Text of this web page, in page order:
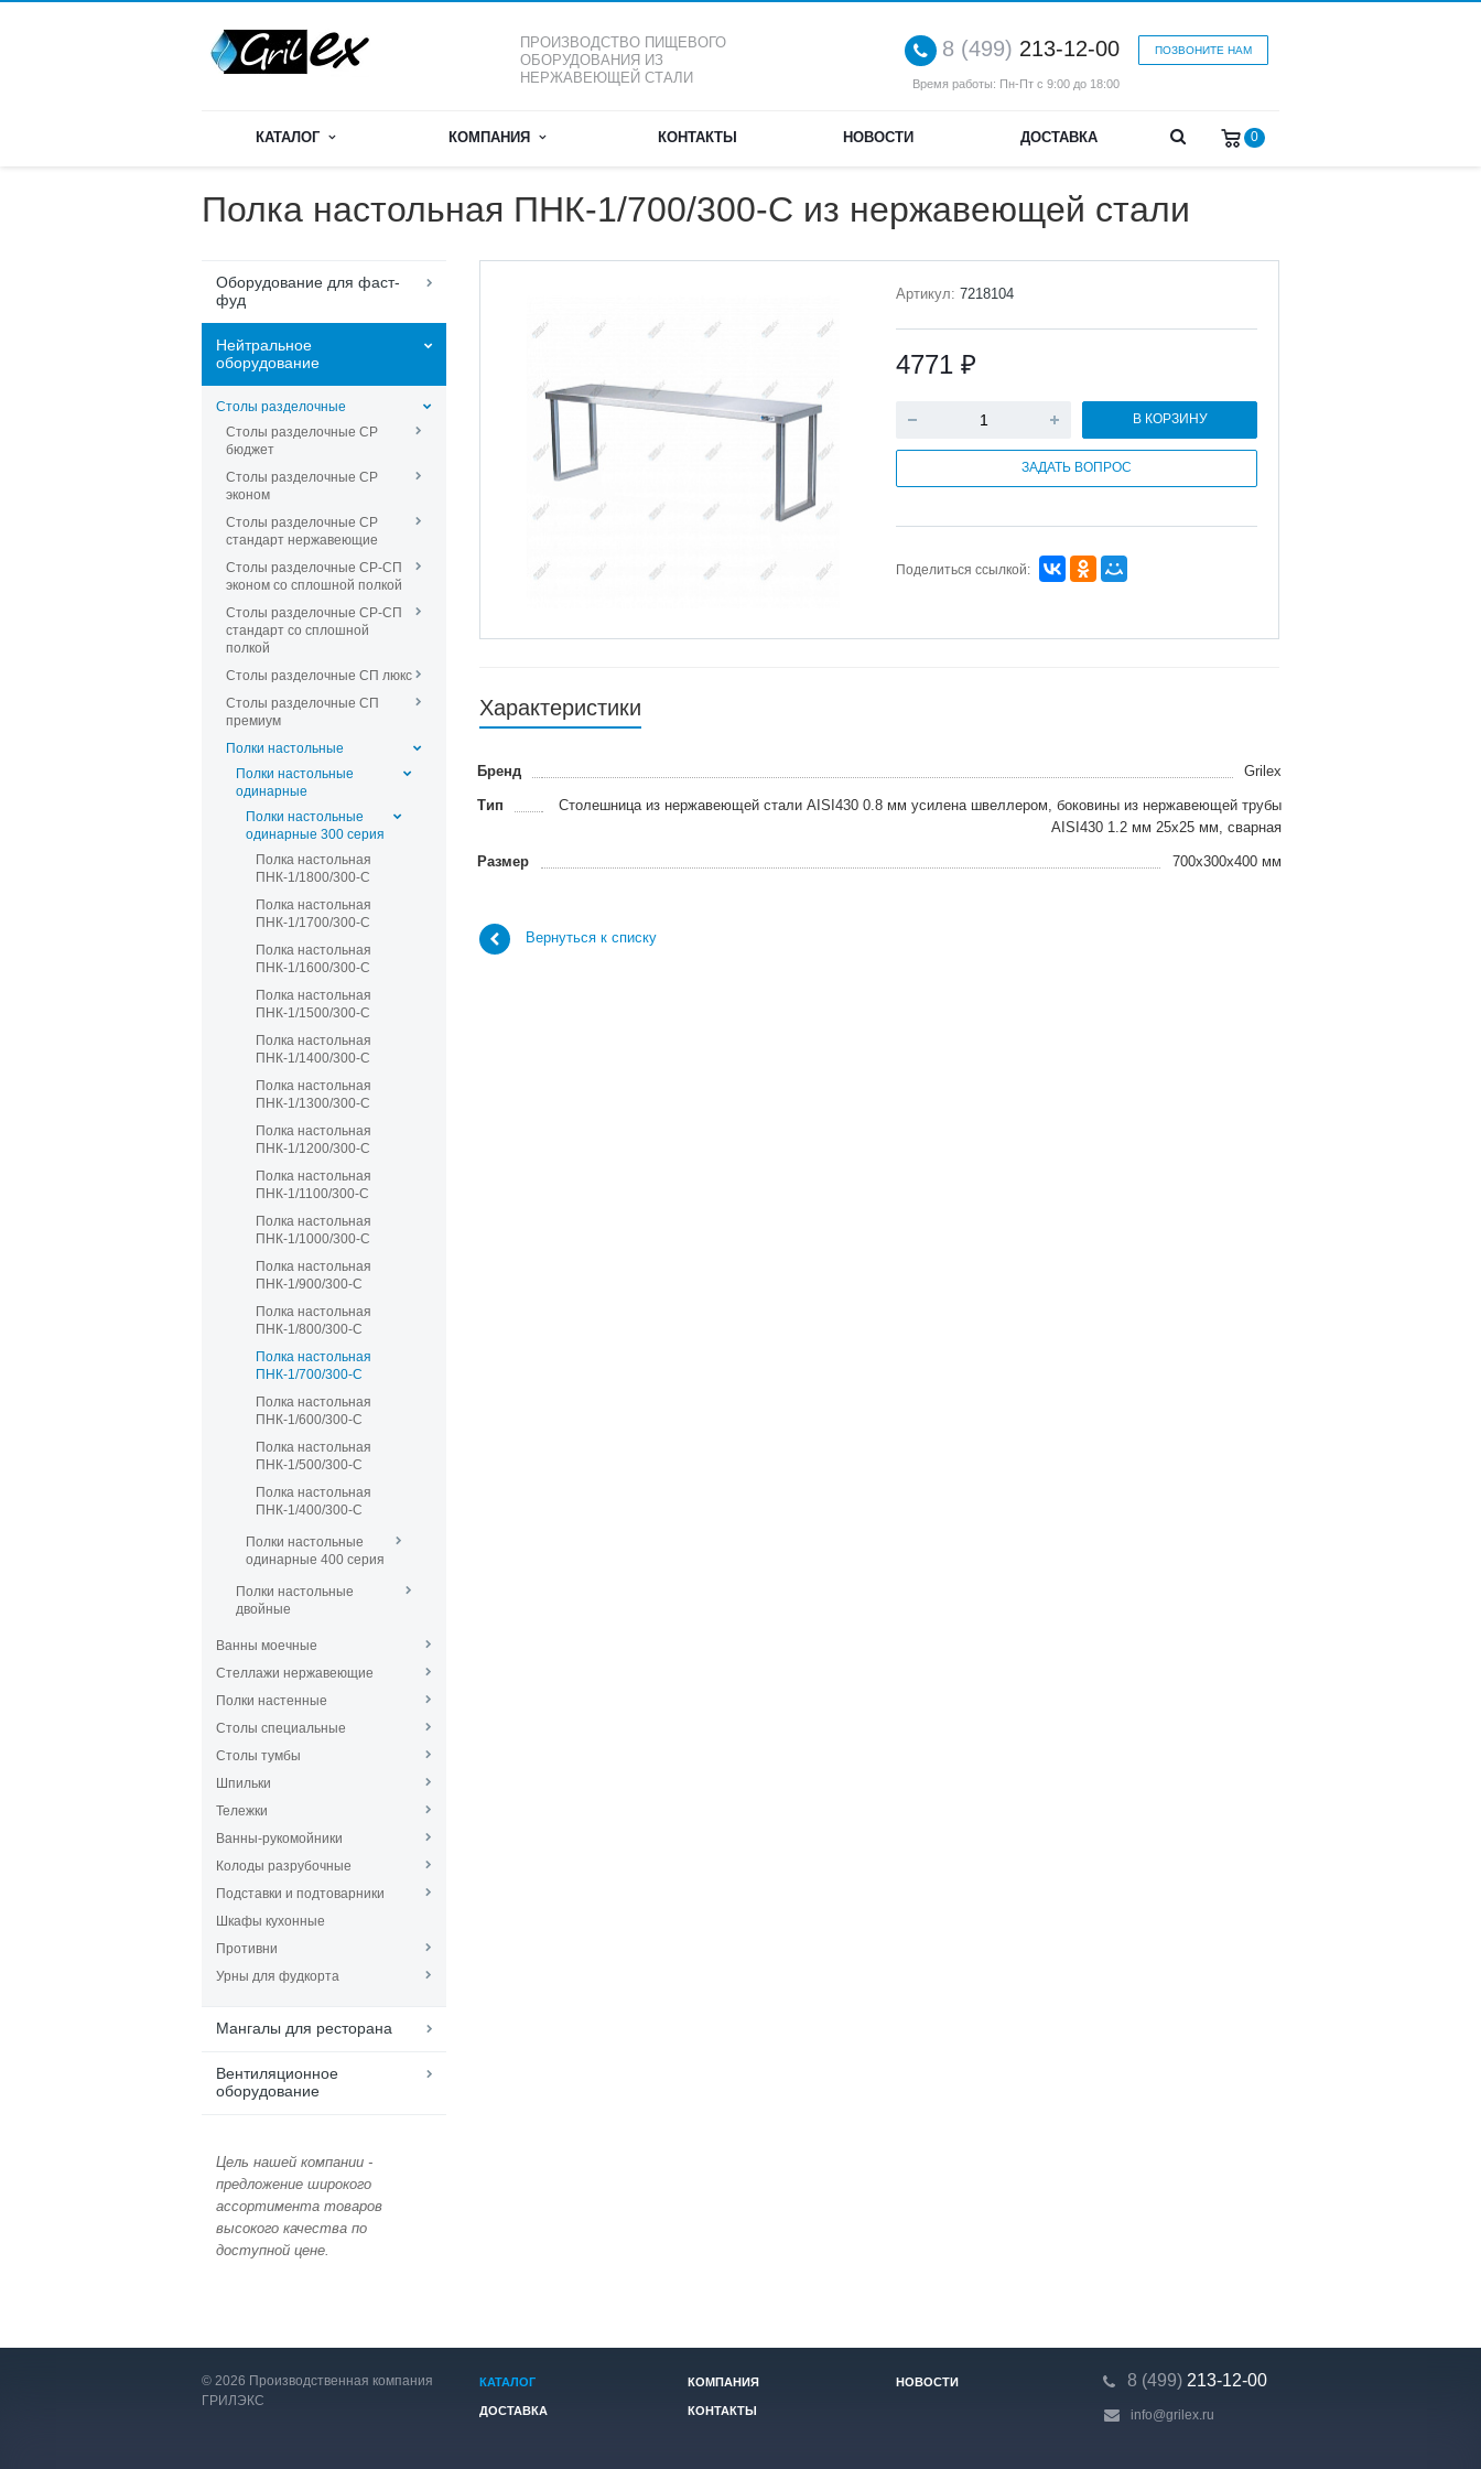
ПРОИЗВОДСТВО ПИЩЕВОГО
ОБОРУДОВАНИЯ ИЗ
НЕРЖАВЕЮЩЕЙ СТАЛИ
ПОЗВОНИТЕ НАМ
8 (499) 213-12-00
Время работы: Пн-Пт с 9:00 до 18:00
КАТАЛОГ КОМПАНИЯ КОНТАКТЫ НОВОСТИ ДОСТАВКА 0
Полка настольная ПНК-1/700/300-С из нержавеющей стали
Оборудование для фаст-
фуд
Нейтральное
оборудование
Столы разделочные
Столы разделочные СР
бюджет
Столы разделочные СР
эконом
Столы разделочные СР
стандарт нержавеющие
Столы разделочные СР-СП
эконом со сплошной полкой
Столы разделочные СР-СП
стандарт со сплошной
полкой
Столы разделочные СП люкс
Столы разделочные СП
премиум
Полки настольные
Полки настольные
одинарные
Полки настольные
одинарные 300 серия
Полка настольная
ПНК-1/1800/300-С
Полка настольная
ПНК-1/1700/300-С
Полка настольная
ПНК-1/1600/300-С
Полка настольная
ПНК-1/1500/300-С
Полка настольная
ПНК-1/1400/300-С
Полка настольная
ПНК-1/1300/300-С
Полка настольная
ПНК-1/1200/300-С
Полка настольная
ПНК-1/1100/300-С
Полка настольная
ПНК-1/1000/300-С
Полка настольная
ПНК-1/900/300-С
Полка настольная
ПНК-1/800/300-С
Полка настольная
ПНК-1/700/300-С
Полка настольная
ПНК-1/600/300-С
Полка настольная
ПНК-1/500/300-С
Полка настольная
ПНК-1/400/300-С
Полки настольные
одинарные 400 серия
Полки настольные
двойные
Ванны моечные
Стеллажи нержавеющие
Полки настенные
Столы специальные
Столы тумбы
Шпильки
Тележки
Ванны-рукомойники
Колоды разрубочные
Подставки и подтоварники
Шкафы кухонные
Противни
Урны для фудкорта
Мангалы для ресторана
Вентиляционное
оборудование
Цель нашей компании -
предложение широкого
ассортимента товаров
высокого качества по
доступной цене.
Артикул: 7218104
4771 ₽
В КОРЗИНУ
ЗАДАТЬ ВОПРОС
Поделиться ссылкой:
Характеристики
Бренд Grilex
Тип
Столешница из нержавеющей стали AISI430 0.8 мм усилена швеллером, боковины из нержавеющей трубы
AISI430 1.2 мм 25х25 мм, сварная
Размер 700х300х400 мм
Вернуться к списку
© 2026 Производственная компания
ГРИЛЭКС
КАТАЛОГ КОМПАНИЯ НОВОСТИ
ДОСТАВКА КОНТАКТЫ
8 (499) 213-12-00
info@grilex.ru